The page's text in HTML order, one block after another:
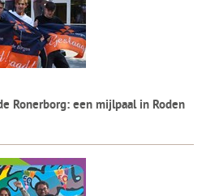
Ronerborg: een mijlpaal in Roden